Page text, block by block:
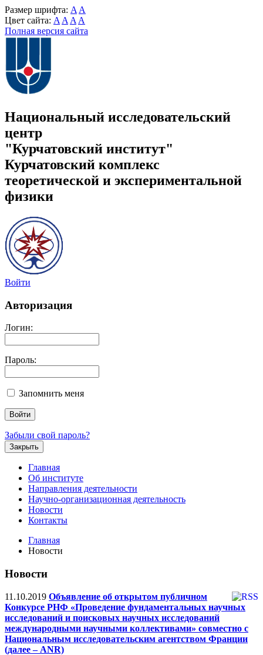
Размер шрифта: A A
Цвет сайта: A A A A
Полная версия сайта
Национальный исследовательский
центр
"Курчатовский институт"
Курчатовский комплекс
теоретической и экспериментальной
физики
Войти
Авторизация
Логин:
Пароль:
Запомнить меня
Забыли свой пароль?
Закрыть
Главная
Об институте
Направления деятельности
Научно-организационная деятельность
Новости
Контакты
Главная
Новости
Новости
11.10.2019 Объявление об открытом публичном
Конкурсе РНФ «Проведение фундаментальных научных
исследований и поисковых научных исследований
международными научными коллективами» совместно с
Национальным исследовательским агентством Франции
(далее – ANR)